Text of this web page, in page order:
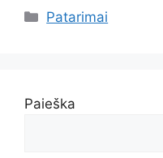
Kategorijos
Patarimai
Paieška